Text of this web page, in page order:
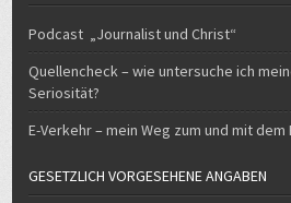
Podcast „Journalist und Christ“
Quellencheck – wie untersuche ich
Seriosität?
E-Verkehr – mein Weg zum und mit
GESETZLICH VORGESEHENE ANGABEN